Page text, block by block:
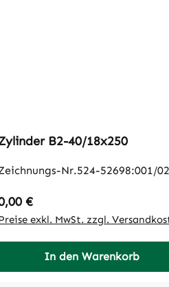
B2-40/18x250
Nr.524-52698:001/02
Preis:
€
exkl. MwSt. zzgl.
In den Warenkorb